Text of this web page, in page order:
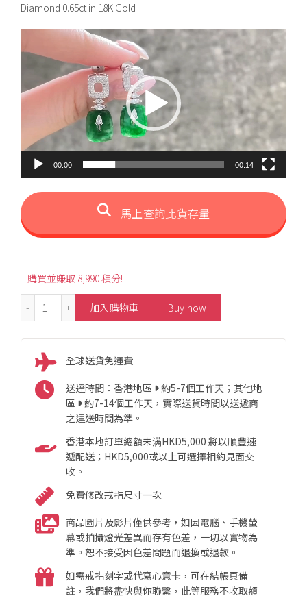
Diamond 0.65ct in 18K Gold
訊
器
00:00 00:14
馬上查詢此貨存量
購買並賺取 8,990 積分!
Jadeite Diamond Earrings 數量
加入購物車 Buy now
全球送貨免運費
送達時間：香港地區
約5-7個工作天；其他地
區
約7-14個工作天，實際送貨時間以送遞商
之運送時間為準。
香港本地訂單總額未满HKD5,000 將以順豐速
遞配送；HKD5,000或以上可選擇相約見面交
收。
免費修改戒指尺寸一次
商品圖片及影片僅供參考，如因電腦、手機螢
幕或拍攝燈光差異而存有色差，一切以實物為
準。恕不接受因色差問題而退換或退款。
如需戒指刻字或代寫心意卡，可在結帳頁備
註，我們將盡快與你聯繫，此等服務不收取額